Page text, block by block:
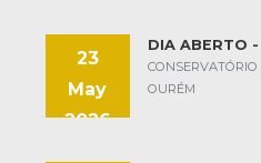
23
May
2026
DIA ABERTO -
OURÉM